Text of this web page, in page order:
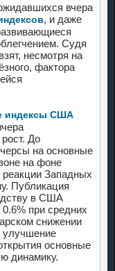
вчера
, и даже
Судя
несмотря на
фактора
индексы США
До
на основные
на фоне
Западных
Публикация
в США
при средних
снижении
улучшение
основные
динамику.